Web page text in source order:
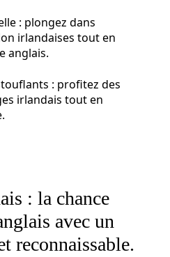
: plongez dans
irlandaises tout en
anglais.
: profitez des
irlandais tout en
: la chance
avec un
reconnaissable.